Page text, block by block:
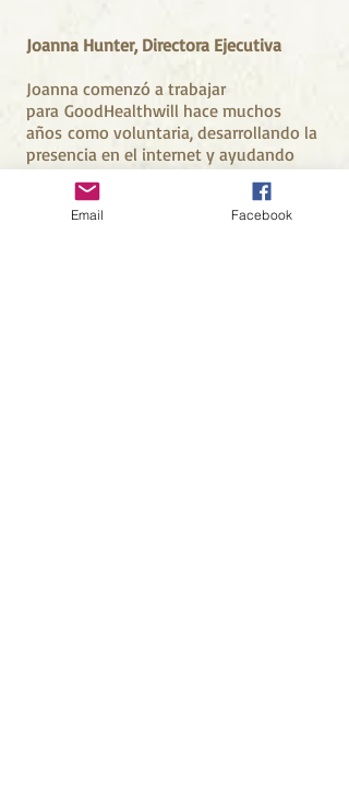
Joanna Hunter, Directora Ejecutiva
Joanna comenzó a trabajar
para GoodHealthwill hace muchos
años como voluntaria, desarrollando la
presencia en el internet y ayudando
con eventos. En 2017, se hizo directora
ejecutiva, llevando muchos años de
experiencia de negocio y como gerente.
Email Facebook